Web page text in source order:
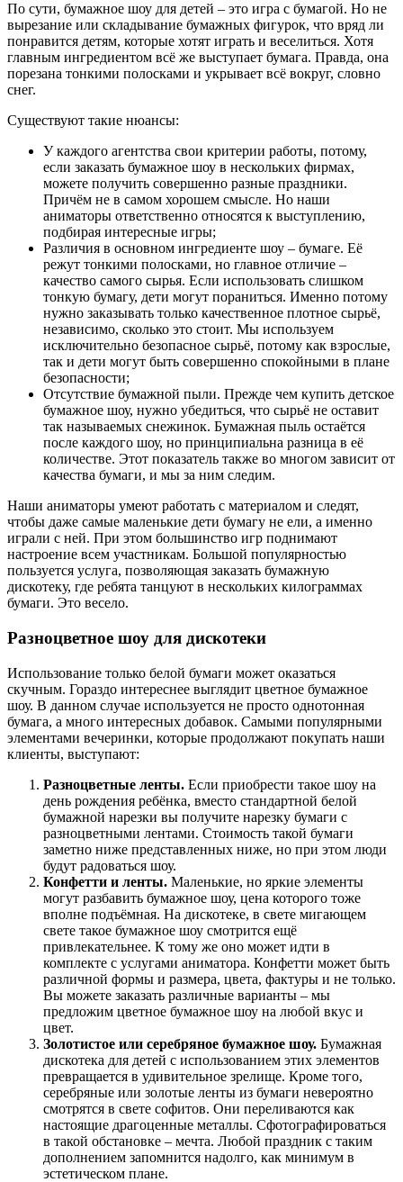
По сути, бумажное шоу для детей – это игра с бумагой. Но не
вырезание или складывание бумажных фигурок, что вряд ли
понравится детям, которые хотят играть и веселиться. Хотя
главным ингредиентом всё же выступает бумага. Правда, она
порезана тонкими полосками и укрывает всё вокруг, словно
снег.
Существуют такие нюансы:
У каждого агентства свои критерии работы, потому,
если заказать бумажное шоу в нескольких фирмах,
можете получить совершенно разные праздники.
Причём не в самом хорошем смысле. Но наши
аниматоры ответственно относятся к выступлению,
подбирая интересные игры;
Различия в основном ингредиенте шоу – бумаге. Её
режут тонкими полосками, но главное отличие –
качество самого сырья. Если использовать слишком
тонкую бумагу, дети могут пораниться. Именно потому
нужно заказывать только качественное плотное сырьё,
независимо, сколько это стоит. Мы используем
исключительно безопасное сырьё, потому как взрослые,
так и дети могут быть совершенно спокойными в плане
безопасности;
Отсутствие бумажной пыли. Прежде чем купить детское
бумажное шоу, нужно убедиться, что сырьё не оставит
так называемых снежинок. Бумажная пыль остаётся
после каждого шоу, но принципиальна разница в её
количестве. Этот показатель также во многом зависит от
качества бумаги, и мы за ним следим.
Наши аниматоры умеют работать с материалом и следят,
чтобы даже самые маленькие дети бумагу не ели, а именно
играли с ней. При этом большинство игр поднимают
настроение всем участникам. Большой популярностью
пользуется услуга, позволяющая заказать бумажную
дискотеку, где ребята танцуют в нескольких килограммах
бумаги. Это весело.
Разноцветное шоу для дискотеки
Использование только белой бумаги может оказаться
скучным. Гораздо интереснее выглядит цветное бумажное
шоу. В данном случае используется не просто однотонная
бумага, а много интересных добавок. Самыми популярными
элементами вечеринки, которые продолжают покупать наши
клиенты, выступают:
Разноцветные ленты. Если приобрести такое шоу на
день рождения ребёнка, вместо стандартной белой
бумажной нарезки вы получите нарезку бумаги с
разноцветными лентами. Стоимость такой бумаги
заметно ниже представленных ниже, но при этом люди
будут радоваться шоу.
Конфетти и ленты. Маленькие, но яркие элементы
могут разбавить бумажное шоу, цена которого тоже
вполне подъёмная. На дискотеке, в свете мигающем
свете такое бумажное шоу смотрится ещё
привлекательнее. К тому же оно может идти в
комплекте с услугами аниматора. Конфетти может быть
различной формы и размера, цвета, фактуры и не только.
Вы можете заказать различные варианты – мы
предложим цветное бумажное шоу на любой вкус и
цвет.
Золотистое или серебряное бумажное шоу. Бумажная
дискотека для детей с использованием этих элементов
превращается в удивительное зрелище. Кроме того,
серебряные или золотые ленты из бумаги невероятно
смотрятся в свете софитов. Они переливаются как
настоящие драгоценные металлы. Сфотографироваться
в такой обстановке – мечта. Любой праздник с таким
дополнением запомнится надолго, как минимум в
эстетическом плане.